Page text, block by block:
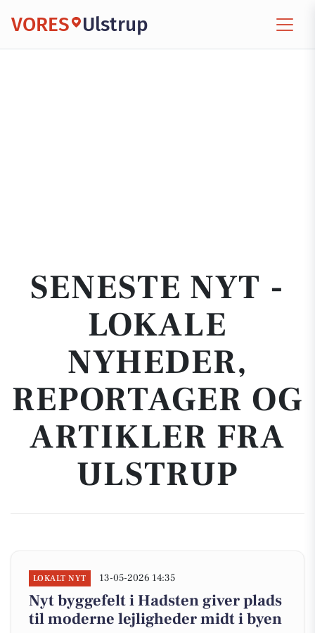
VORES Ulstrup
SENESTE NYT -
LOKALE
NYHEDER,
REPORTAGER OG
ARTIKLER FRA
ULSTRUP
LOKALT NYT 13-05-2026 14:35
Nyt byggefelt i Hadsten giver plads
til moderne lejligheder midt i byen